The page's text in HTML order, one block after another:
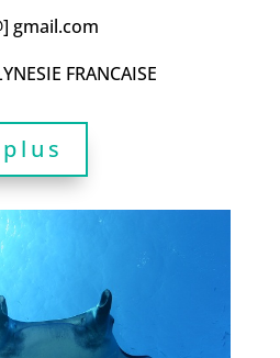
gmail.com
FRANCAISE